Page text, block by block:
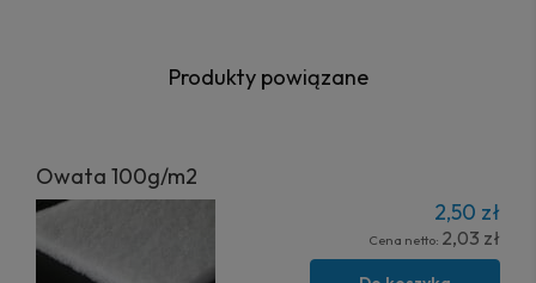
Produkty powiązane
Owata 100g/m2
2,50 zł
Cena netto: 2,03 zł